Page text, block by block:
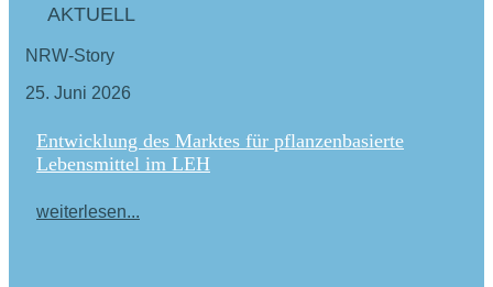
AKTUELL
NRW-Story
25. Juni 2026
Entwicklung des Marktes für pflanzenbasierte
Lebensmittel im LEH
weiterlesen...